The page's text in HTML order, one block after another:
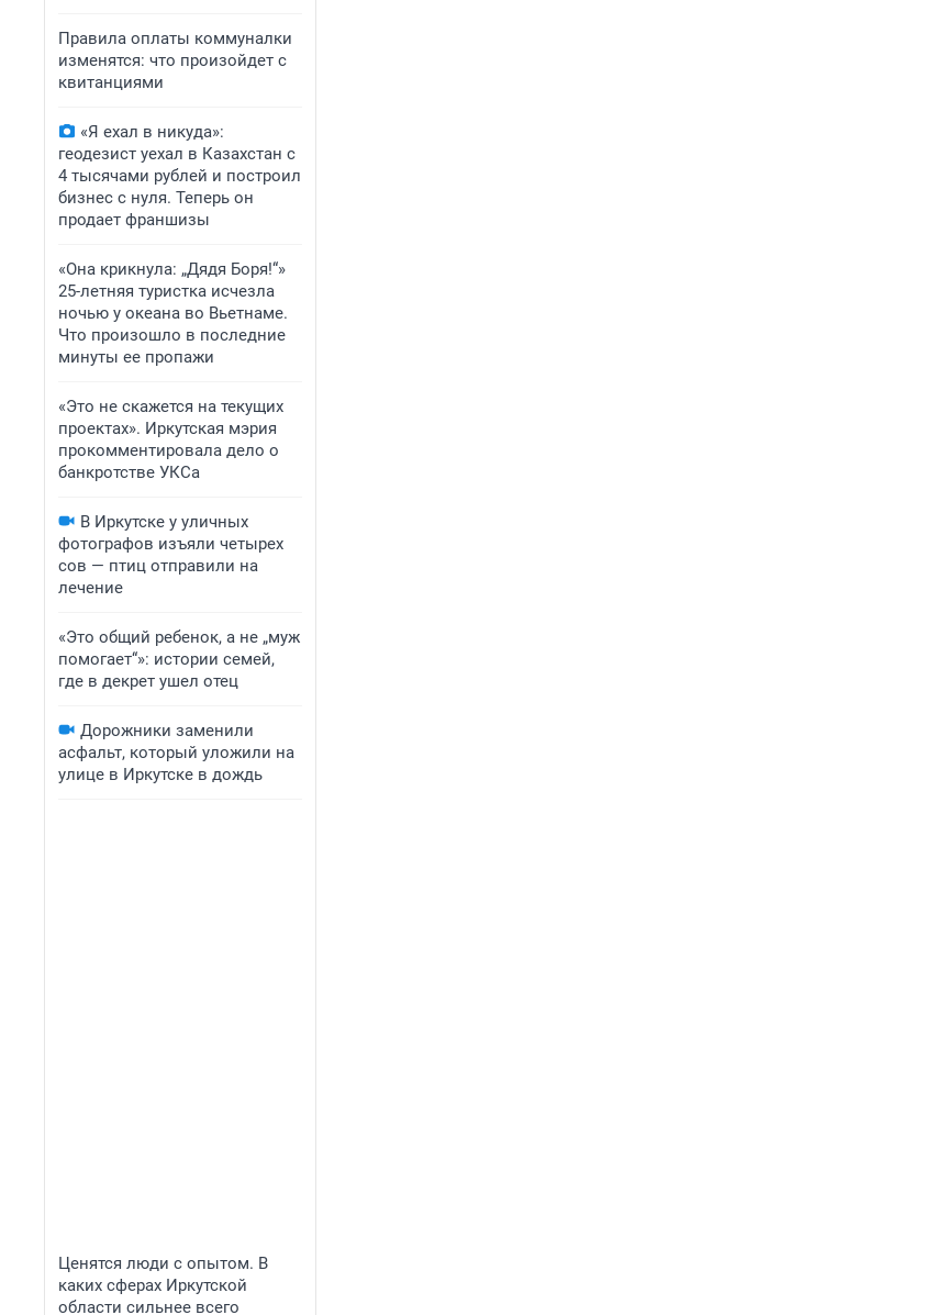
Правила оплаты коммуналки
изменятся: что произойдет с
квитанциями
«Я ехал в никуда»:
геодезист уехал в Казахстан с
4 тысячами рублей и построил
бизнес с нуля. Теперь он
продает франшизы
«Она крикнула: „Дядя Боря!“»
25-летняя туристка исчезла
ночью у океана во Вьетнаме.
Что произошло в последние
минуты ее пропажи
«Это не скажется на текущих
проектах». Иркутская мэрия
прокомментировала дело о
банкротстве УКСа
В Иркутске у уличных
фотографов изъяли четырех
сов — птиц отправили на
лечение
«Это общий ребенок, а не „муж
помогает“»: истории семей,
где в декрет ушел отец
Дорожники заменили
асфальт, который уложили на
улице в Иркутске в дождь
Ценятся люди с опытом. В
каких сферах Иркутской
области сильнее всего